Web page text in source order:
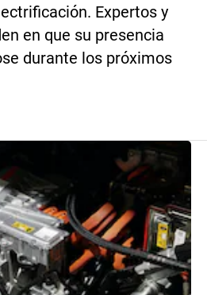
Expertos y
en que su presencia
durante los próximos